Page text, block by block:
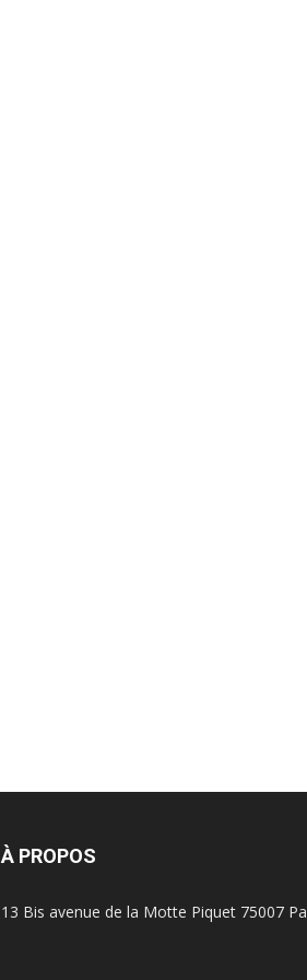
À PROPOS
13 Bis avenue de la Motte Piquet 75007